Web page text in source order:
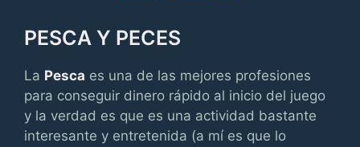
PESCA Y PECES
La Pesca es una de las mejores profesiones
para conseguir dinero rápido al inicio del juego
y la verdad es que es una actividad bastante
interesante y entretenida (a mí es que lo